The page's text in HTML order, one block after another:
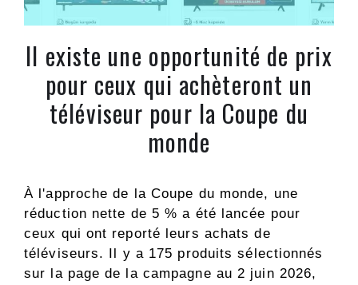
Il existe une opportunité de prix
pour ceux qui achèteront un
téléviseur pour la Coupe du
monde
À l'approche de la Coupe du monde, une
réduction nette de 5 % a été lancée pour
ceux qui ont reporté leurs achats de
téléviseurs. Il y a 175 produits sélectionnés
sur la page de la campagne au 2 juin 2026,